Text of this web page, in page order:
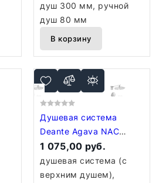
душ 300 мм, ручной
душ 80 мм
В корзину
Душевая система
Deante Agava NAC
09NP
1 075,00 руб.
душевая система (с
верхним душем),